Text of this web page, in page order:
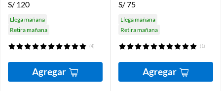
S/ 120
Llega mañana
Retira mañana
(4)
Agregar
S/75
Llega mañana
Retira mañana
(1)
Agregar